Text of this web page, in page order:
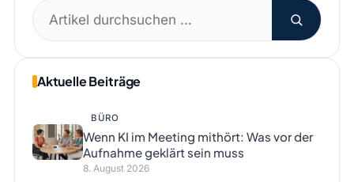
Suchen
nach:
Aktuelle Beiträge
BÜRO
Wenn KI im Meeting mithört: Was vor der
Aufnahme geklärt sein muss
8. August 2026